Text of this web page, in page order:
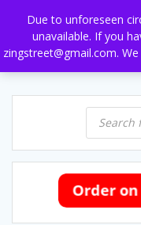
Due to unforeseen
unavailable. If you
zingstreet@gmail.com.